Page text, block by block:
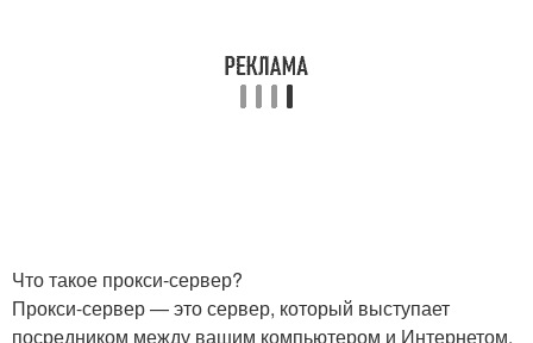
Что такое прокси-сервер?
Прокси-сервер — это сервер, который выступает
посредником между вашим компьютером и Интернетом.